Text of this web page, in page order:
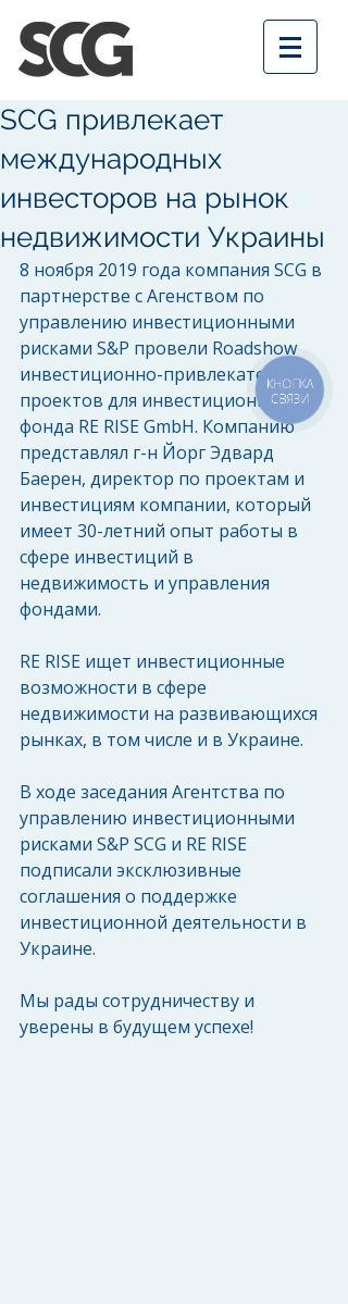
SCG привлекает
международных
инвесторов на рынок
недвижимости Украины
8 ноября 2019 года компания SCG в
партнерстве с Агенством по
управлению инвестиционными
рисками S&P провели Roadshow
инвестиционно-привлекательных
проектов для инвестиционного
фонда RE RISE GmbH. Компанию
представлял г-н Йорг Эдвард
Баерен, директор по проектам и
инвестициям компании, который
имеет 30-летний опыт работы в
сфере инвестиций в
недвижимость и управления
фондами.
RE RISE ищет инвестиционные
возможности в сфере
недвижимости на развивающихся
рынках, в том числе и в Украине.
В ходе заседания Агентства по
управлению инвестиционными
рисками S&P SCG и RE RISE
подписали эксклюзивные
соглашения о поддержке
инвестиционной деятельности в
Украине.
Мы рады сотрудничеству и
уверены в будущем успехе!
КНОПКА
СВЯЗИ